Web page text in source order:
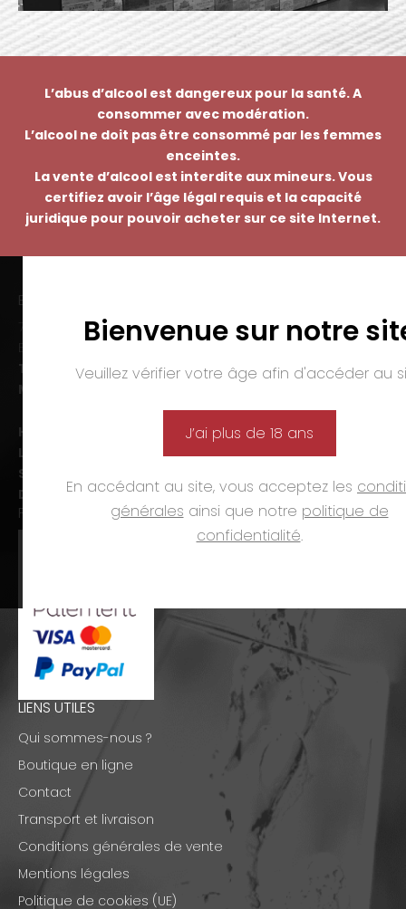
L’abus d’alcool est dangereux pour la santé. A
consommer avec modération.
L’alcool ne doit pas être consommé par les femmes
enceintes.
La vente d’alcool est interdite aux mineurs. Vous
certifiez avoir l’âge légal requis et la capacité
juridique pour pouvoir acheter sur ce site Internet.
Bienvenue sur notre
Veuillez vérifier votre âge afin d'accéder au
J’ai plus de 18 ans
En accédant au site, vous acceptez les
générales ainsi que notre politique de
confidentialité.
EMMANUEL NASTI
7 avenue Pierre Pflimlin – ZAC Espale
Tél. :
03 89 46 50 35
Mail :
Horaires d’ouverture :
Lun-ven. :
09h00-12h00 et 14h00-19h00
Sam. :
Dim. et jours fériés :fermé
PAIEMENTS
LIENS UTILES
Qui sommes-nous ?
Boutique en ligne
Contact
Transport et livraison
Conditions générales de vente
Mentions légales
Politique de cookies (UE)